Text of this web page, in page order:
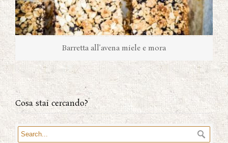
Barretta all’avena miele e mora
Cosa stai cercando?